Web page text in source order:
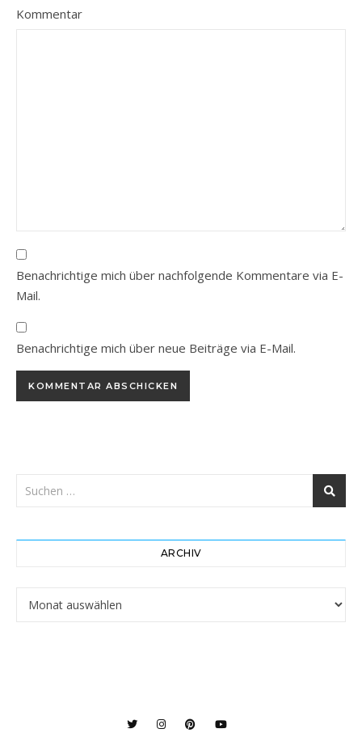
Kommentar
Benachrichtige mich über nachfolgende Kommentare via E-
Mail.
Benachrichtige mich über neue Beiträge via E-Mail.
ARCHIV